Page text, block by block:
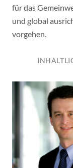
für das
und global
vorgehen.